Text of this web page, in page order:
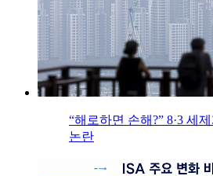
“해로하면 손해?” 8·3 세
논란